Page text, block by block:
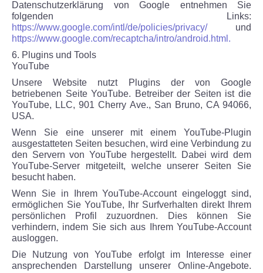
Datenschutzerklärung von Google entnehmen Sie
folgenden Links:
https://www.google.com/intl/de/policies/privacy/und
https://www.google.com/recaptcha/intro/android.html.
6. Plugins und Tools
YouTube
Unsere Website nutzt Plugins der von Google
betriebenen Seite YouTube. Betreiber der Seiten ist die
YouTube, LLC, 901 Cherry Ave., San Bruno, CA 94066,
USA.
Wenn Sie eine unserer mit einem YouTube-Plugin
ausgestatteten Seiten besuchen, wird eine Verbindung zu
den Servern von YouTube hergestellt. Dabei wird dem
YouTube-Server mitgeteilt, welche unserer Seiten Sie
besucht haben.
Wenn Sie in Ihrem YouTube-Account eingeloggt sind,
ermöglichen Sie YouTube, Ihr Surfverhalten direkt Ihrem
persönlichen Profil zuzuordnen. Dies können Sie
verhindern, indem Sie sich aus Ihrem YouTube-Account
ausloggen.
Die Nutzung von YouTube erfolgt im Interesse einer
ansprechenden Darstellung unserer Online-Angebote.